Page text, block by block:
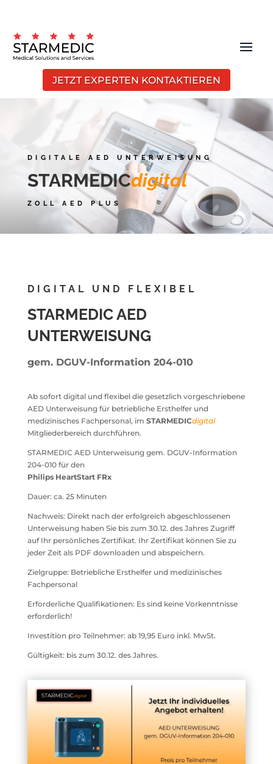
JETZT EXPERTEN KONTAKTIEREN
DIGITALE AED UNTERWEISUNG
STARMEDICdigital
ZOLL AED PLUS
DIGITAL UND FLEXIBEL
STARMEDIC AED
UNTERWEISUNG
gem. DGUV-Information 204-010
Ab sofort digital und flexibel die gesetzlich vorgeschriebene
AED Unterweisung für betriebliche Ersthelfer und
medizinisches Fachpersonal, im STARMEDICdigital
Mitgliederbereich durchführen.
STARMEDIC AED Unterweisung gem. DGUV-Information
204-010 für den
Philips HeartStart FRx
Dauer: ca. 25 Minuten
Nachweis: Direkt nach der erfolgreich abgeschlossenen
Unterweisung haben Sie bis zum 30.12. des Jahres Zugriff
auf Ihr persönliches Zertifikat. Ihr Zertifikat können Sie zu
jeder Zeit als PDF downloaden und abspeichern.
Zielgruppe: Betriebliche Ersthelfer und medizinisches
Fachpersonal
Erforderliche Qualifikationen: Es sind keine Vorkenntnisse
erforderlich!
Investition pro Teilnehmer: ab 19,95 Euro inkl. MwSt.
Gültigkeit: bis zum 30.12. des Jahres.